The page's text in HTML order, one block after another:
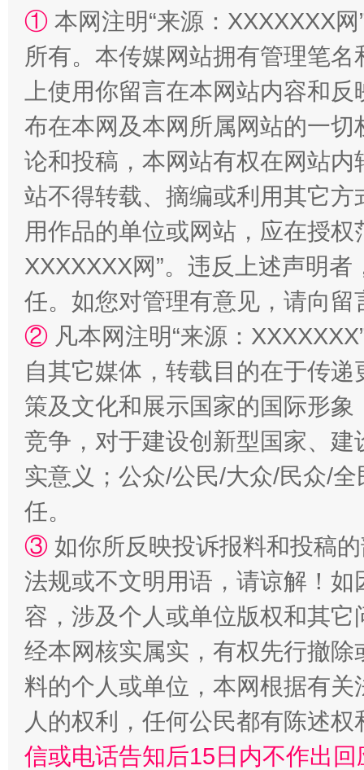
阿坝州三大球赛在茂县开幕 规模
国家大学科技园优化重塑工作
“蜀中异人”王建安的艺术幻境
① 本网注明“来源：XXXXXXX
所有。本传媒网站拥有管理笔
上使用你留言在本网站内容和
布在本网及本网所属网站的一
论和投稿，本网站有权在网站
站不得转载、摘编或利用其它
用作品的单位或网站，应在授
XXXXXXX网”。违反上述声明
任。如您对管理有意见，请向
② 凡本网注明“来源：
自其它媒体，转载目的在于传
策及文化和展示国家的国际形
竞争，对于建设创新型国家、
实意义；公众/公民/大众/民众/
任。
③ 如你所反映投诉报料和投稿
法规或不文明用语，请谅解！
容，涉及个人或单位版权和其它
经本网核实属实，有权先行撤
料的个人或单位，本网根据有
人的权利，任何公民都有陈述
信或电话告知后15日内不作出